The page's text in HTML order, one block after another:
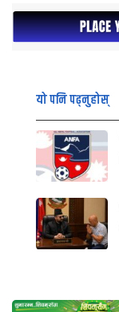
यो पनि पढ्नुहोस्